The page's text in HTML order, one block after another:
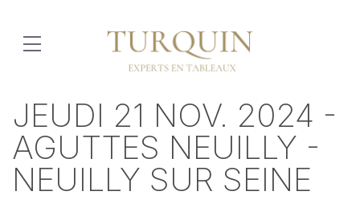
JEUDI 21 NOV. 2024 -
AGUTTES NEUILLY -
NEUILLY SUR SEINE